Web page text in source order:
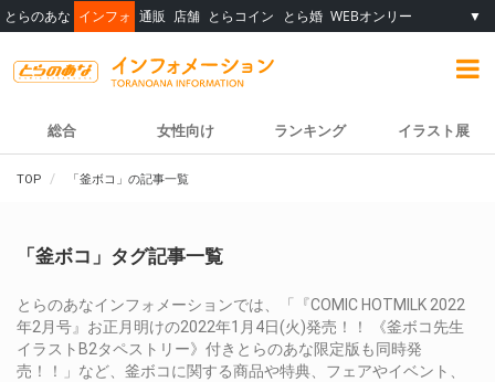
とらのあな インフォ 通販 店舗 とらコイン とら婚 WEBオンリー ▼
総合 女性向け ランキング イラスト展
TOP 「釜ボコ」の記事一覧
「釜ボコ」タグ記事一覧
とらのあなインフォメーションでは、「『COMIC HOTMILK 2022
年2月号』お正月明けの2022年1月4日(火)発売！！ 《釜ボコ先生
イラストB2タペストリー》付きとらのあな限定版も同時発
売！！」など、釜ボコに関する商品や特典、フェアやイベント、